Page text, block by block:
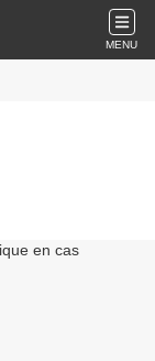
MENU